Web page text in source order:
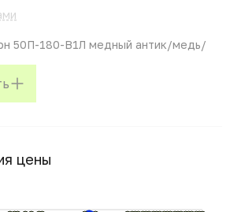
50П-180-В1Л медный антик/медь/
цены